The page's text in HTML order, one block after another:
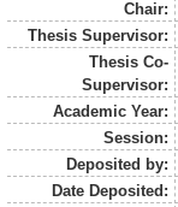
Chair:
Thesis Supervisor:
Thesis Co-
Supervisor:
Academic Year:
Session:
Deposited by:
Date Deposited: